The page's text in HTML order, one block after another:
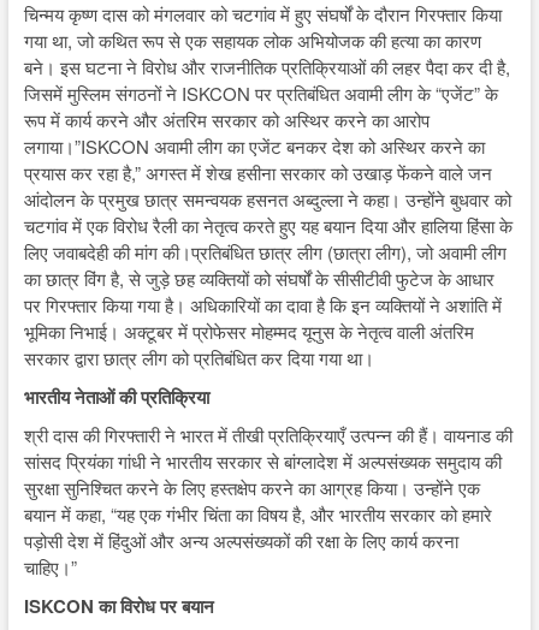
चिन्मय कृष्ण दास को मंगलवार को चटगांव में हुए संघर्षों के दौरान गिरफ्तार किया
गया था, जो कथित रूप से एक सहायक लोक अभियोजक की हत्या का कारण
बने। इस घटना ने विरोध और राजनीतिक प्रतिक्रियाओं की लहर पैदा कर दी है,
जिसमें मुस्लिम संगठनों ने ISKCON पर प्रतिबंधित अवामी लीग के “एजेंट” के
रूप में कार्य करने और अंतरिम सरकार को अस्थिर करने का आरोप
लगाया।”ISKCON अवामी लीग का एजेंट बनकर देश को अस्थिर करने का
प्रयास कर रहा है,” अगस्त में शेख हसीना सरकार को उखाड़ फेंकने वाले जन
आंदोलन के प्रमुख छात्र समन्वयक हसनत अब्दुल्ला ने कहा। उन्होंने बुधवार को
चटगांव में एक विरोध रैली का नेतृत्व करते हुए यह बयान दिया और हालिया हिंसा के
लिए जवाबदेही की मांग की।प्रतिबंधित छात्र लीग (छात्रा लीग), जो अवामी लीग
का छात्र विंग है, से जुड़े छह व्यक्तियों को संघर्षों के सीसीटीवी फुटेज के आधार
पर गिरफ्तार किया गया है। अधिकारियों का दावा है कि इन व्यक्तियों ने अशांति में
भूमिका निभाई। अक्टूबर में प्रोफेसर मोहम्मद यूनुस के नेतृत्व वाली अंतरिम
सरकार द्वारा छात्र लीग को प्रतिबंधित कर दिया गया था।
भारतीय नेताओं की प्रतिक्रिया
श्री दास की गिरफ्तारी ने भारत में तीखी प्रतिक्रियाएँ उत्पन्न की हैं। वायनाड की
सांसद प्रियंका गांधी ने भारतीय सरकार से बांग्लादेश में अल्पसंख्यक समुदाय की
सुरक्षा सुनिश्चित करने के लिए हस्तक्षेप करने का आग्रह किया। उन्होंने एक
बयान में कहा, “यह एक गंभीर चिंता का विषय है, और भारतीय सरकार को हमारे
पड़ोसी देश में हिंदुओं और अन्य अल्पसंख्यकों की रक्षा के लिए कार्य करना
चाहिए।”
ISKCON का विरोध पर बयान